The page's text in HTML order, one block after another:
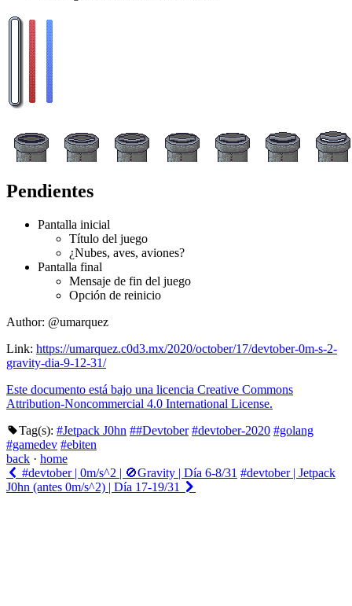
Pendientes
Pantalla inicial
Título del juego
¿Nubes, aves, aviones?
Pantalla final
Mensaje de fin del juego
Opción de reinicio
Author: @umarquez
Link: https://umarquez.c0d3.mx/2020/october/17/devtober-0m-s-2-
gravity-dia-9-12-31/
Este documento está bajo una licencia Creative Commons
Attribution-Noncommercial 4.0 International License.
Tag(s): #Jetpack J0hn ##Devtober #devtober-2020 #golang
#gamedev #ebiten
back · home
#devtober | 0m/s^2 | 🚫Gravity | Día 6-8/31 #devtober | Jetpack
J0hn (antes 0m/s^2) | Día 17-19/31